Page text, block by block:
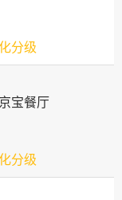
分级
宝餐厅
分级